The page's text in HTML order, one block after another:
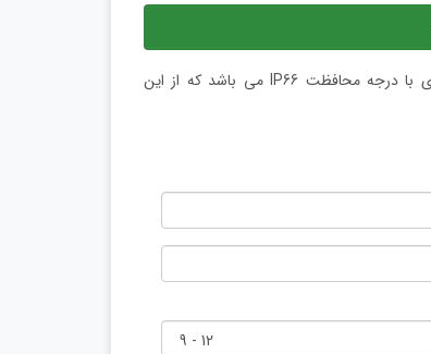
دوربین اسپید دام هایک ویژن مدل DS-2DE4225IW-DE T5 دارای جنس فلزی با درجه محافظت IP66 می باشد که از این